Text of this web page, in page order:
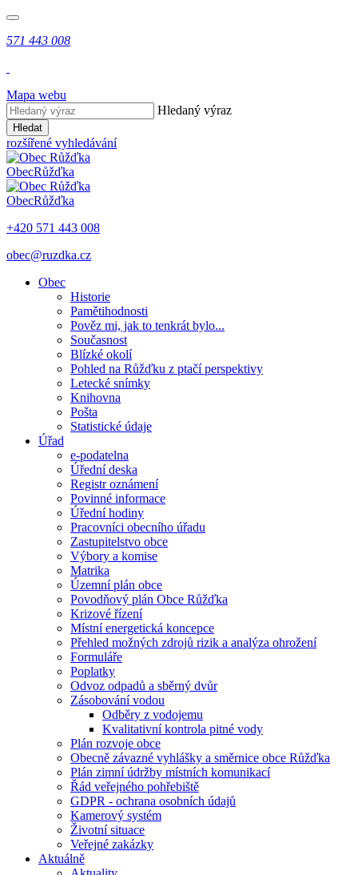
571 443 008
Mapa webu
Hledaný výraz
Hledat
rozšířené vyhledávání
ObecRůžďka
ObecRůžďka
+420 571 443 008
obec@ruzdka.cz
Obec
Historie
Pamětihodnosti
Pověz mi, jak to tenkrát bylo...
Současnost
Blízké okolí
Pohled na Růžďku z ptačí perspektivy
Letecké snímky
Knihovna
Pošta
Statistické údaje
Úřad
e-podatelna
Úřední deska
Registr oznámení
Povinné informace
Úřední hodiny
Pracovníci obecního úřadu
Zastupitelstvo obce
Výbory a komise
Matrika
Územní plán obce
Povodňový plán Obce Růžďka
Krizové řízení
Místní energetická koncepce
Přehled možných zdrojů rizik a analýza ohrožení
Formuláře
Poplatky
Odvoz odpadů a sběrný dvůr
Zásobování vodou
Odběry z vodojemu
Kvalitativní kontrola pitné vody
Plán rozvoje obce
Obecně závazné vyhlášky a směrnice obce Růžďka
Plán zimní údržby místních komunikací
Řád veřejného pohřebiště
GDPR - ochrana osobních údajů
Kamerový systém
Životní situace
Veřejné zakázky
Aktuálně